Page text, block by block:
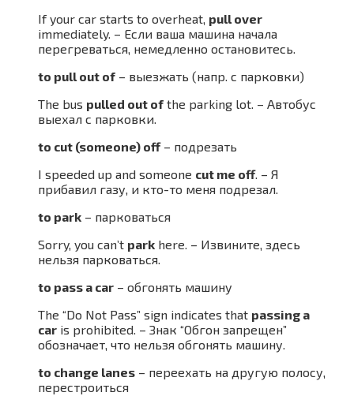
If your car starts to overheat, pull over
immediately. – Если ваша машина начала
перегреваться, немедленно остановитесь.
to pull out of – выезжать (напр. с парковки)
The bus pulled out of the parking lot. – Автобус
выехал с парковки.
to cut (someone) off– подрезать
I speeded up and someone cut me off. – Я
прибавил газу, и кто-то меня подрезал.
to park – парковаться
Sorry, you can’t park here. – Извините, здесь
нельзя парковаться.
to pass a car – обгонять машину
The “Do Not Pass” sign indicates that passing a
car is prohibited. – Знак “Обгон запрещен”
обозначает, что нельзя обгонять машину.
to change lanes – переехать на другую полосу,
перестроиться